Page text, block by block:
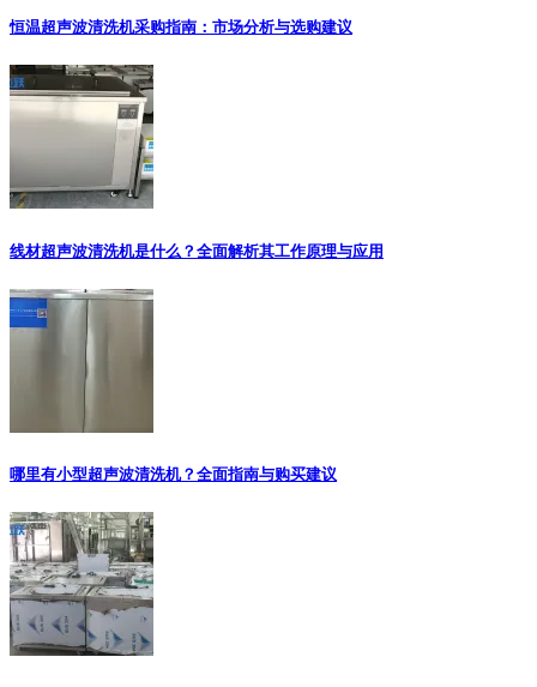
恒温超声波清洗机采购指南：市场分析与选购建议
线材超声波清洗机是什么？全面解析其工作原理与应用
哪里有小型超声波清洗机？全面指南与购买建议